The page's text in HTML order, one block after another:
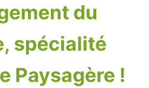
du
spécialité
Paysagère !